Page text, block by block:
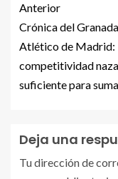
Anterior
Crónica del
Atlético de Madrid:
competitividad
suficiente para
Deja una
Tu dirección de